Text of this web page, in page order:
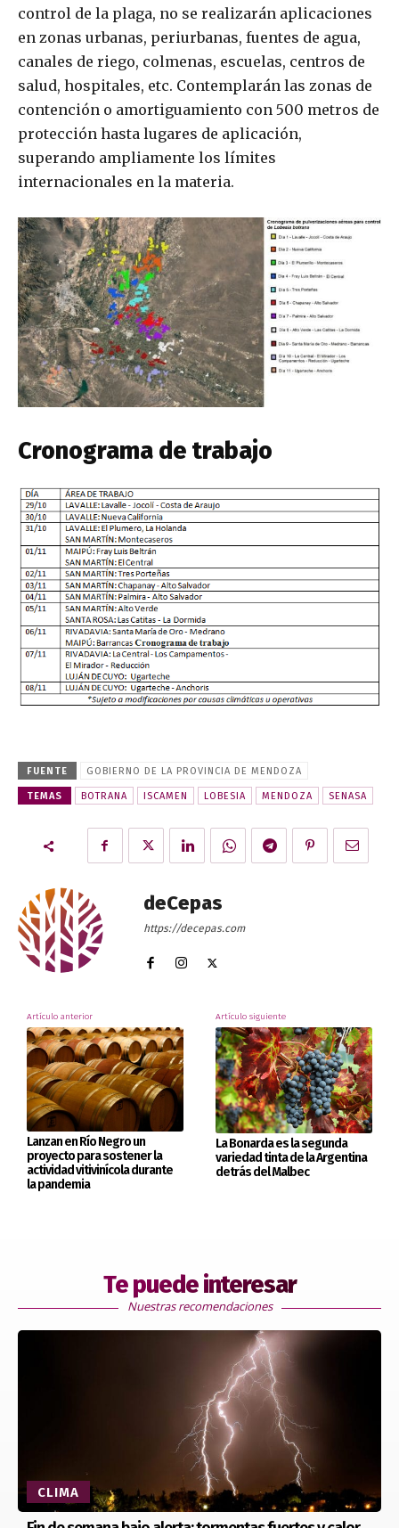
control de la plaga, no se realizarán aplicaciones
en zonas urbanas, periurbanas, fuentes de agua,
canales de riego, colmenas, escuelas, centros de
salud, hospitales, etc. Contemplarán las zonas de
contención o amortiguamiento con 500 metros de
protección hasta lugares de aplicación,
superando ampliamente los límites
internacionales en la materia.
Cronograma de trabajo
FUENTE GOBIERNO DE LA PROVINCIA DE MENDOZA
TEMAS BOTRANA ISCAMEN LOBESIA MENDOZA SENASA
deCepas
https://decepas.com
Artículo anterior
Lanzan en Río Negro un
proyecto para sostener la
actividad vitivinícola durante
la pandemia
Artículo siguiente
La Bonarda es la segunda
variedad tinta de la Argentina
detrás del Malbec
Te puede interesar
Nuestras recomendaciones
CLIMA